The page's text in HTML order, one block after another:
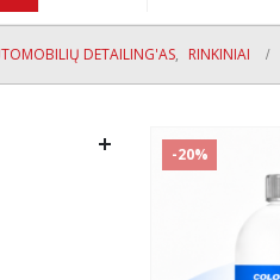
DETAILING'AS, RINKINIAI
-20%